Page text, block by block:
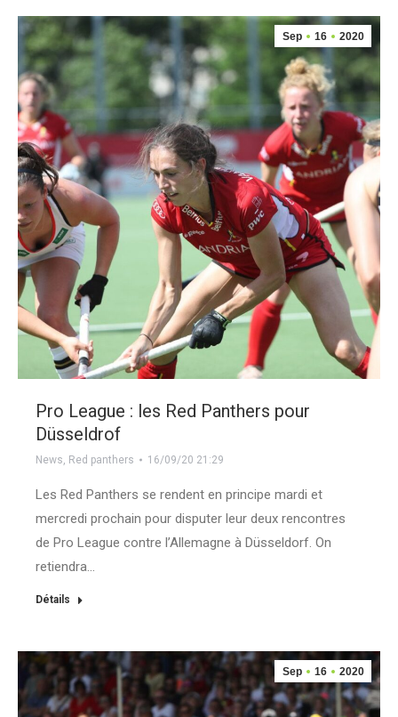
Sep 16 2020
Pro League : les Red Panthers pour
Düsseldrof
News, Red panthers 16/09/20 21:29
Les Red Panthers se rendent en principe mardi et
mercredi prochain pour disputer leur deux rencontres
de Pro League contre l’Allemagne à Düsseldorf. On
retiendra…
Détails
Sep 16 2020